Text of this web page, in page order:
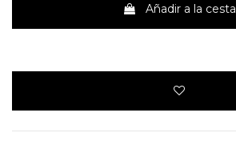
Añadir a la cesta